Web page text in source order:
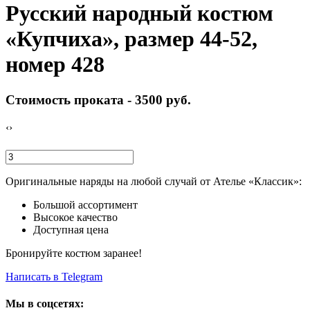
Русский народный костюм
«Купчиха», размер 44-52,
номер 428
Стоимость проката - 3500 руб.
‹›
Оригинальные наряды на любой случай от Ателье «Классик»:
Большой ассортимент
Высокое качество
Доступная цена
Бронируйте костюм заранее!
Написать в Telegram
Мы в соцсетях: